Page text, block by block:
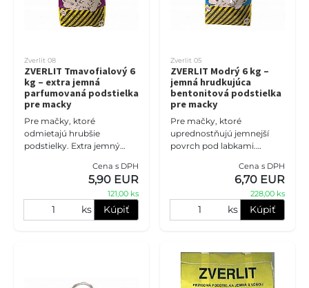
Zverlit 08
ZVERLIT Tmavofialový 6
kg – extra jemná
parfumovaná podstielka
pre macky
Pre mačky, ktoré
odmietajú hrubšie
podstielky. Extra jemný
ponúka komfortný povrch
pre citlivé labky, spoľahlivé
Cena s DPH
5,90 EUR
121,00 ks
ks Kúpiť
Zverlit 05
ZVERLIT Modrý 6 kg –
jemná hrudkujúca
bentonitová podstielka
pre macky
Pre mačky, ktoré
uprednostňujú jemnejší
povrch pod labkami.
pevné hrudky, uľahčuje
každodenné čistenie
toalety a pomáha udržiava
Cena s DPH
6,70 EUR
228,00 ks
ks Kúpiť